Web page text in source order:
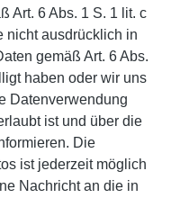
Art. 6 Abs. 1 S. 1 lit. c
nicht ausdrücklich in
gemäß Art. 6 Abs.
haben oder wir uns
Datenverwendung
ist und über die
Die
ist jederzeit möglich
Nachricht an die in